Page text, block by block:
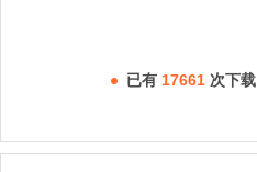
已有 17661 次下载